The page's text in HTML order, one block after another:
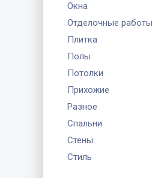
Окна
Отделочные работы
Плитка
Полы
Потолки
Прихожие
Разное
Спальни
Стены
Стиль